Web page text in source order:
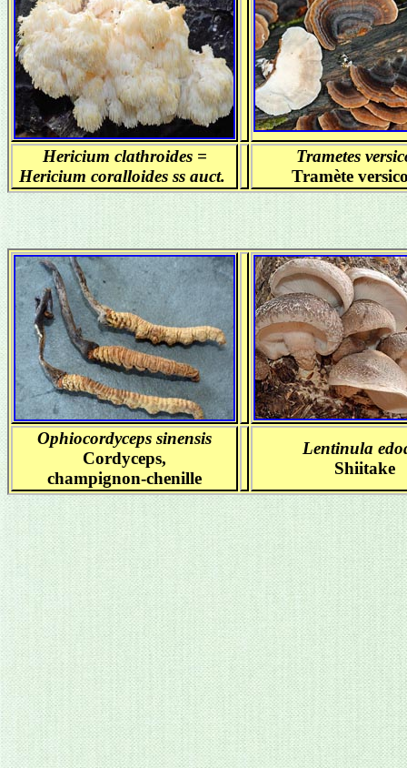
Hericium clathroides =
Hericium coralloides ss auct.
Trametes
Tramète
Ophiocordyceps sinensis
Cordyceps,
champignon-chenille
Lentinula
Shiitake